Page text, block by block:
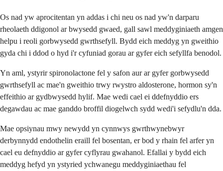
Os nad yw aprocitentan yn addas i chi neu os nad yw'n darparu
rheolaeth ddigonol ar bwysedd gwaed, gall sawl meddyginiaeth amgen
helpu i reoli gorbwysedd gwrthsefyll. Bydd eich meddyg yn gweithio
gyda chi i ddod o hyd i'r cyfuniad gorau ar gyfer eich sefyllfa benodol.
Yn aml, ystyrir spironolactone fel y safon aur ar gyfer gorbwysedd
gwrthsefyll ac mae'n gweithio trwy rwystro aldosterone, hormon sy'n
effeithio ar gydbwysedd hylif. Mae wedi cael ei ddefnyddio ers
degawdau ac mae ganddo broffil diogelwch sydd wedi'i sefydlu'n dda.
Mae opsiynau mwy newydd yn cynnwys gwrthwynebwyr
derbynnydd endothelin eraill fel bosentan, er bod y rhain fel arfer yn
cael eu defnyddio ar gyfer cyflyrau gwahanol. Efallai y bydd eich
meddyg hefyd yn ystyried ychwanegu meddyginiaethau fel